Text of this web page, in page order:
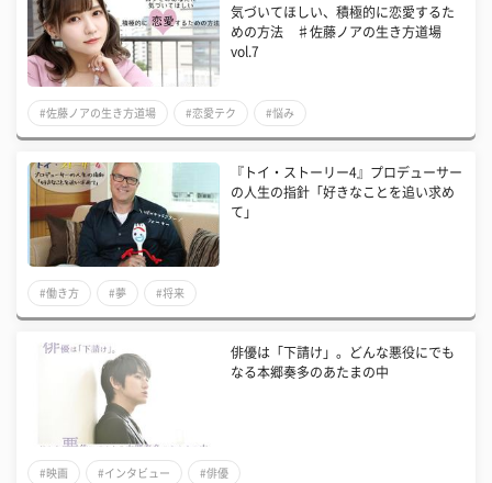
気づいてほしい、積極的に恋愛するた
めの方法 ♯佐藤ノアの生き方道場
vol.7
#佐藤ノアの生き方道場 #恋愛テク #悩み
『トイ・ストーリー4』プロデューサー
の人生の指針「好きなことを追い求め
て」
#働き方 #夢 #将来
俳優は「下請け」。どんな悪役にでも
なる本郷奏多のあたまの中
#映画 #インタビュー #俳優